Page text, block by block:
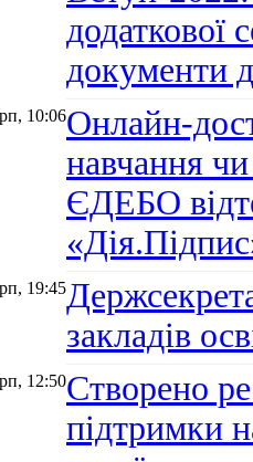
додаткової
документи
10:06Онлайн-
навчання
ЄДЕБО
19:45
закладів
12:50Створено
підтримки